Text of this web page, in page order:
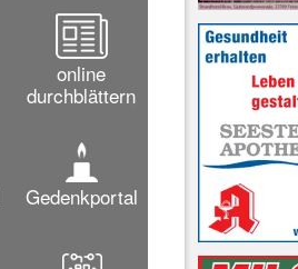
online
durchblättern
Gedenkportal